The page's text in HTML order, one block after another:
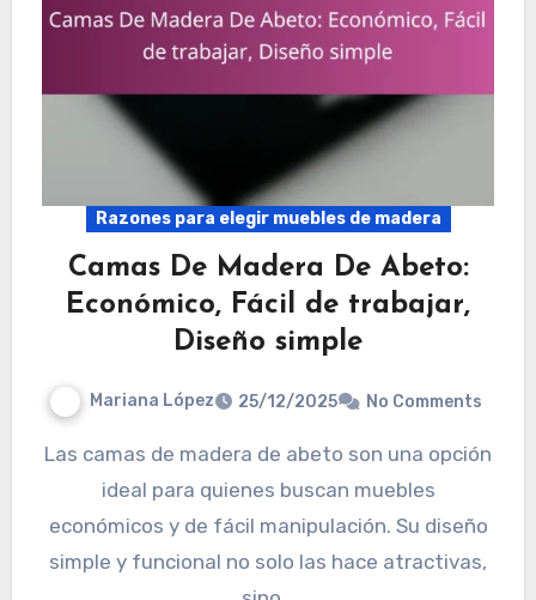
Razones para elegir muebles de madera
Camas De Madera De Abeto:
Económico, Fácil de trabajar,
Diseño simple
Mariana López 25/12/2025 No Comments
Las camas de madera de abeto son una opción
ideal para quienes buscan muebles
económicos y de fácil manipulación. Su diseño
simple y funcional no solo las hace atractivas,